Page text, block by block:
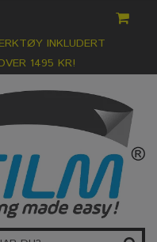
1495 KR!
INKLUDERT